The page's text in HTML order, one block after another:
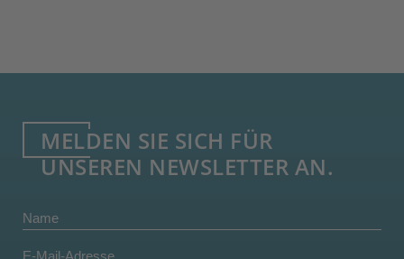
MELDEN SIE SICH FÜR
UNSEREN NEWSLETTER AN.